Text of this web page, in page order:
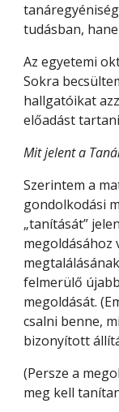
tudásban,
Az egyetemi
Sokra
hallgatóikat
előadást
Mit jelent a
Szerintem a
gondolkodási
„tanítását”
megoldásához
felmerülő
megoldását.
csalni benne,
bizonyított
(Persze a
meg kell